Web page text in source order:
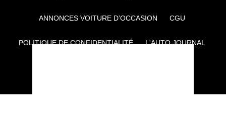
ANNONCES VOITURE D’OCCASION CGU
POLITIQUE DE CONFIDENTIALITÉ L'AUTO JOURNAL